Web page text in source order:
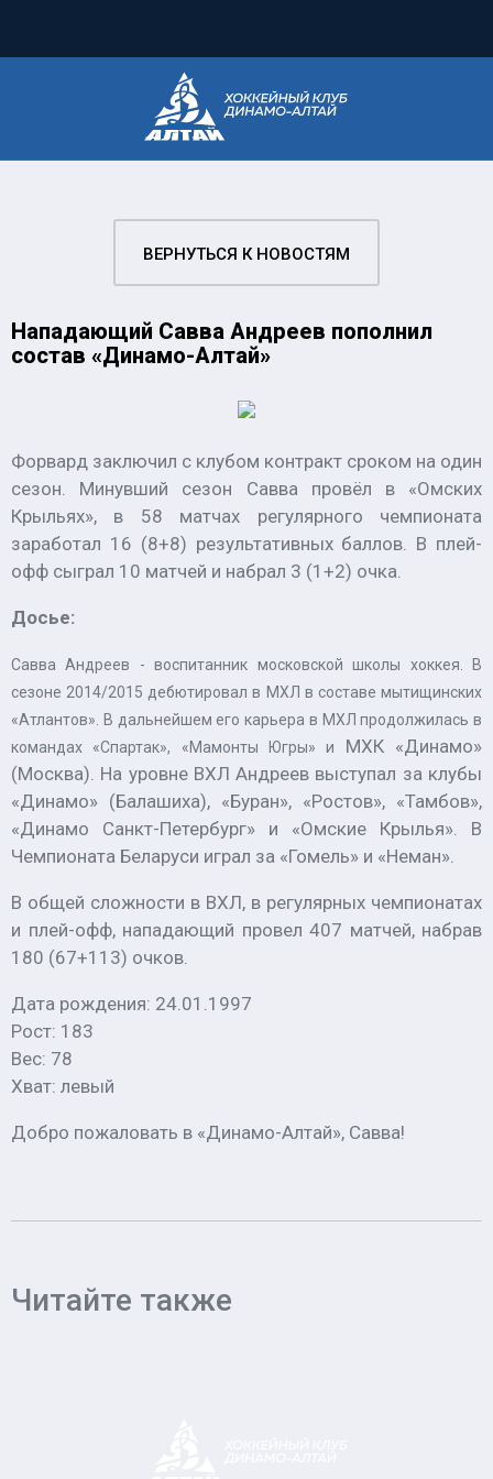
ВЕРНУТЬСЯ К НОВОСТЯМ
Нападающий Савва Андреев пополнил
состав «Динамо-Алтай»
Форвард заключил с клубом контракт сроком на один
сезон. Минувший сезон Савва провёл в «Омских
Крыльях», в 58 матчах регулярного чемпионата
заработал 16 (8+8) результативных баллов. В плей-
офф сыграл 10 матчей и набрал 3 (1+2) очка.
Досье:
Савва Андреев - воспитанник московской школы хоккея. В
сезоне 2014/2015 дебютировал в МХЛ в составе мытищинских
«Атлантов». В дальнейшем его карьера в МХЛ продолжилась в
командах «Спартак», «Мамонты Югры» и МХК «Динамо»
(Москва). На уровне ВХЛ Андреев выступал за клубы
«Динамо» (Балашиха), «Буран», «Ростов», «Тамбов»,
«Динамо Санкт-Петербург» и «Омские Крылья». В
Чемпионата Беларуси играл за «Гомель» и «Неман».
В общей сложности в ВХЛ, в регулярных чемпионатах
и плей-офф, нападающий провел 407 матчей, набрав
180 (67+113) очков.
Дата рождения: 24.01.1997
Рост: 183
Вес: 78
Хват: левый
Добро пожаловать в «Динамо-Алтай», Савва!
Читайте также